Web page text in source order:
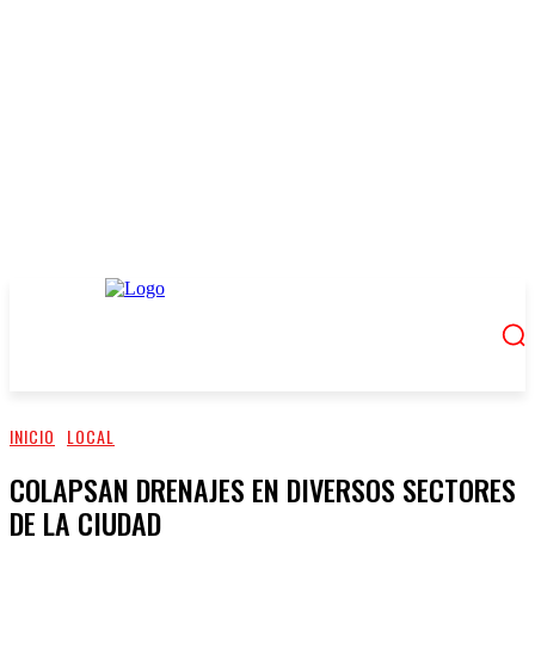
INICIO LOCAL
COLAPSAN DRENAJES EN DIVERSOS SECTORES
DE LA CIUDAD